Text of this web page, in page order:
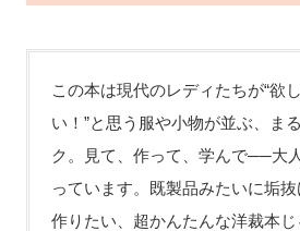
この本は現代のレディたちが“欲
い！”と思う服や小物が並ぶ、ま
ク。見て、作って、学んで──大
っています。既製品みたいに垢
作りたい、超かんたんな洋裁本